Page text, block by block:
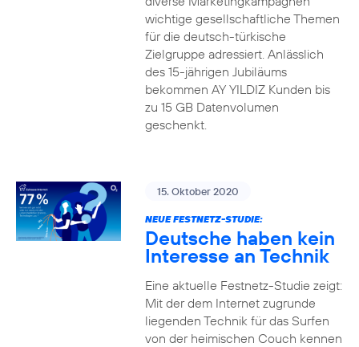
wichtige gesellschaftliche Themen
für die deutsch-türkische
Zielgruppe adressiert. Anlässlich
des 15-jährigen Jubiläums
bekommen AY YILDIZ Kunden bis
zu 15 GB Datenvolumen
geschenkt.
15. Oktober 2020
NEUE FESTNETZ-STUDIE:
Deutsche haben kein
Interesse an Technik
Eine aktuelle Festnetz-Studie zeigt:
Mit der dem Internet zugrunde
liegenden Technik für das Surfen
von der heimischen Couch kennen